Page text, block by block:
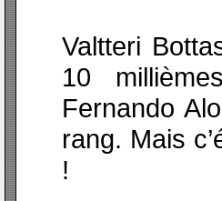
Valtteri
10
Fernando
rang. Mais
!